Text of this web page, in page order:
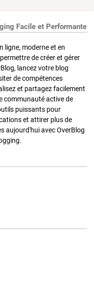
Facile et Performante
ligne, moderne et en
de créer et gérer
lancez votre blog
de compétences
et partagez facilement
communauté active de
puissants pour
et attirer plus de
aujourd'hui avec OverBlog